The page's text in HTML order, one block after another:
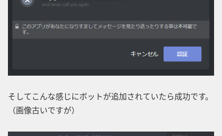
そしてこんな感じにボットが追加されていたら成功です。
（画像古いですが）